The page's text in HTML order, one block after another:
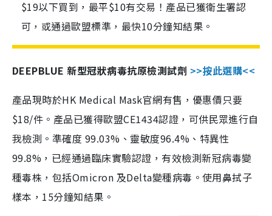
$19以下買到，最平$10有交易！產品已獲衛生署認
可，或通過歐盟標準，最快10分鐘知結果。
DEEPBLUE 新型冠狀病毒抗原檢測試劑 >>按此選購<<
產品現時於HK Medical Mask官網有售，優惠價只要
$18/件。產品已獲得歐盟CE1434認證，可供民眾進行自
我檢測。準確度 99.03%、靈敏度96.4%、特異性
99.8%，已經通過臨床實驗認證，有效檢測新冠病毒變
種毒株，包括Omicron 及Delta變種病毒。使用鼻拭子
樣本，15分鐘知結果。